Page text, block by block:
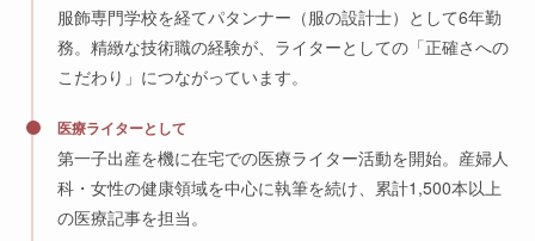
服飾専門学校を経てパタンナー（服の設計士）として6年勤
務。精緻な技術職の経験が、ライターとしての「正確さへの
こだわり」につながっています。
医療ライターとして
第一子出産を機に在宅での医療ライター活動を開始。産婦人
科・女性の健康領域を中心に執筆を続け、累計1,500本以上
の医療記事を担当。